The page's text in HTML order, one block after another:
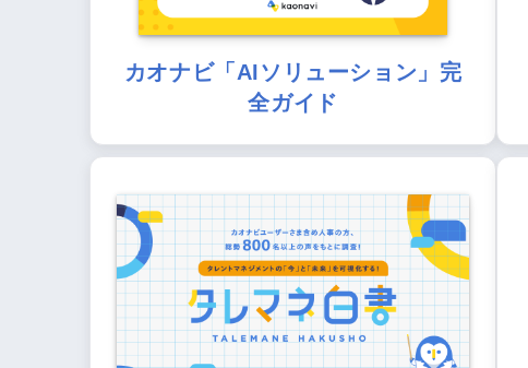
カオナビ「AIソリューション」完
全ガイド